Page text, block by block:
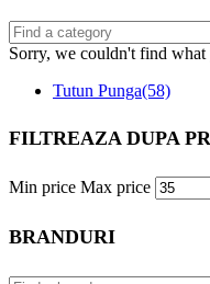
Sorry, we couldn't find
Tutun Punga(58)
FILTREAZA DUPA
Min price Max price
BRANDURI